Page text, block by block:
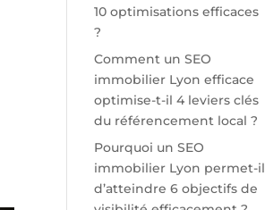
10 optimisations efficaces
?
Comment un SEO
immobilier Lyon efficace
optimise-t-il 4 leviers clés
du référencement local ?
Pourquoi un SEO
immobilier Lyon permet-il
d’atteindre 6 objectifs de